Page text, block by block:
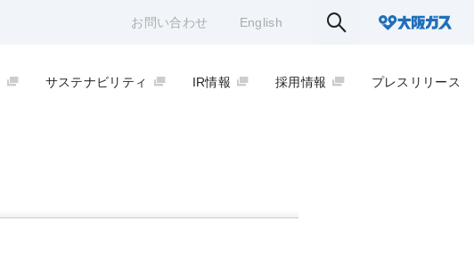
お問い合わせ English
サステナビリティ IR情報 採用情報 プレスリリース